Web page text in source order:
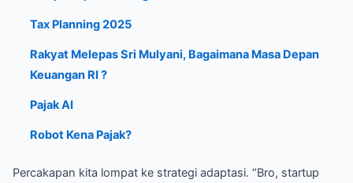
Tax Planning 2025
Rakyat Melepas Sri Mulyani, Bagaimana Masa Depan
Keuangan RI ?
Pajak AI
Robot Kena Pajak?
Percakapan kita lompat ke strategi adaptasi. “Bro, startup